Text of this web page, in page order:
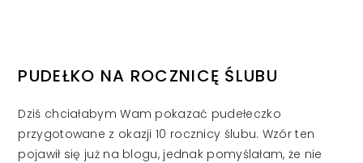
PUDEŁKO NA ROCZNICĘ ŚLUBU
Dziś chciałabym Wam pokazać pudełeczko
przygotowane z okazji 10 rocznicy ślubu. Wzór ten
pojawił się już na blogu, jednak pomyślałam, że nie